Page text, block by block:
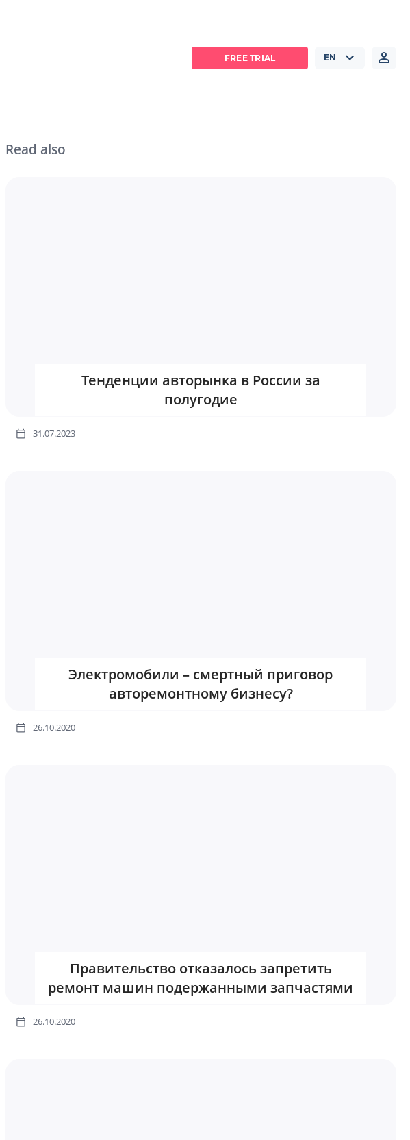
FREE TRIAL EN
Read also
Тенденции авторынка в России за
полугодие
31.07.2023
Электромобили – смертный приговор
авторемонтному бизнесу?
26.10.2020
Правительство отказалось запретить
ремонт машин подержанными запчастями
26.10.2020